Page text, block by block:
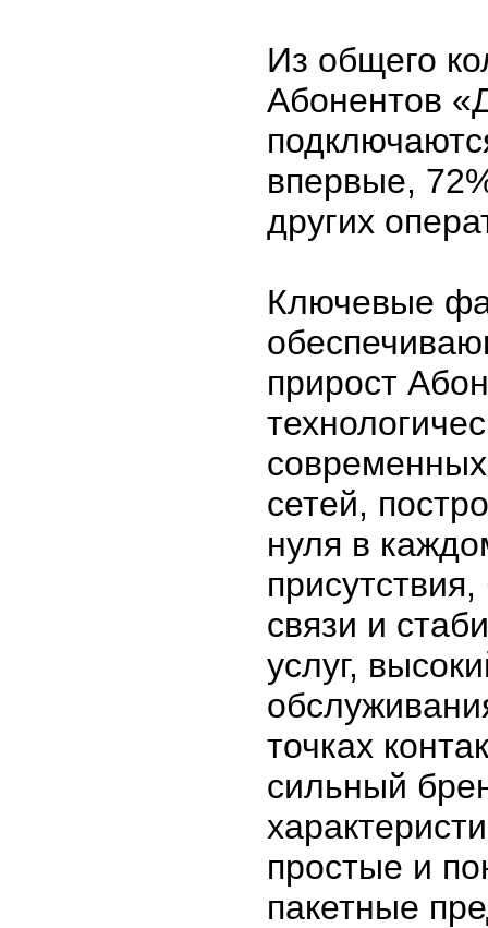
Из общего
Абонентов
впервые,
других
Ключевые
прирост
сетей,
нуля в
связи и
услуг,
точках
сильный
простые и
пакетные